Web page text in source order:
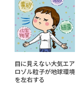
目に見えない大気エア
ロゾル粒子が地球環境
を左右する